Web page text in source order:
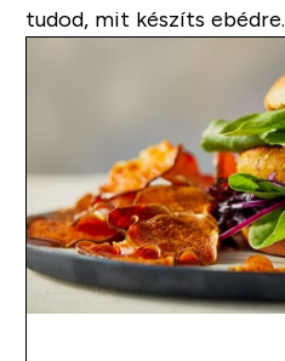
tudod, mit készíts ebédre.